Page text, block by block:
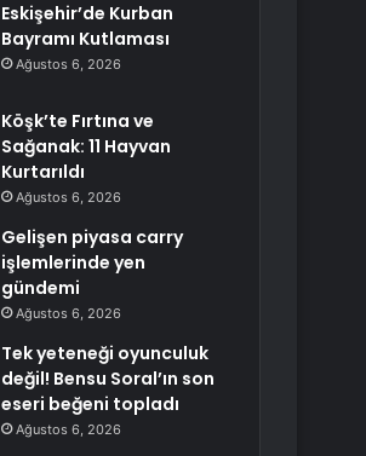
Eskişehir’de Kurban
Bayramı Kutlaması
Ağustos 6, 2026
Köşk’te Fırtına ve
Sağanak: 11 Hayvan
Kurtarıldı
Ağustos 6, 2026
Gelişen piyasa carry
işlemlerinde yen
gündemi
Ağustos 6, 2026
Tek yeteneği oyunculuk
değil! Bensu Soral’ın son
eseri beğeni topladı
Ağustos 6, 2026